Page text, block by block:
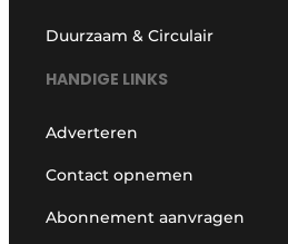
Duurzaam & Circulair
HANDIGE LINKS
Adverteren
Contact opnemen
Abonnement aanvragen